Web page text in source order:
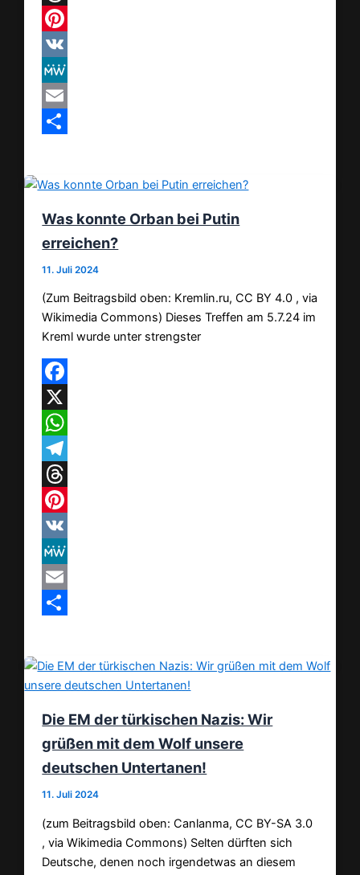
Threads
Pinterest
VK
MeWe
Email
Was konnte Orban bei Putin
erreichen?
11. Juli 2024
(Zum Beitragsbild oben: Kremlin.ru, CC BY 4.0 , via
Wikimedia Commons) Dieses Treffen am 5.7.24 im
Kreml wurde unter strengster
Facebook
X
WhatsApp
Telegram
Threads
Pinterest
VK
MeWe
Email
Die EM der türkischen Nazis: Wir
grüßen mit dem Wolf unsere
deutschen Untertanen!
11. Juli 2024
(zum Beitragsbild oben: Canlanma, CC BY-SA 3.0
, via Wikimedia Commons) Selten dürften sich
Deutsche, denen noch irgendetwas an diesem